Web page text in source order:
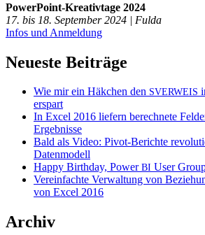
PowerPoint-Kreativtage 2024
17. bis 18. September 2024 | Fulda
Infos und Anmeldung
Neueste Beiträge
Wie mir ein Häkchen den SVERWEIS
erspart
In Excel 2016 liefern berechnete
Ergebnisse
Bald als Video: Pivot-Berichte
Datenmodell
Happy Birthday, PowerBI User
Vereinfachte Verwaltung von
von Excel 2016
Archiv